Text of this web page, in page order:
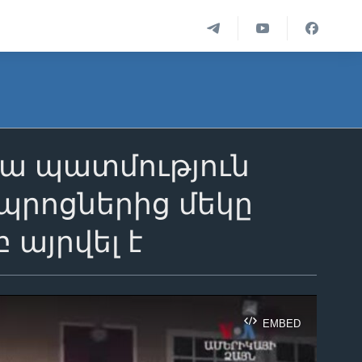
պատմություն
մեկը
է
EMBED